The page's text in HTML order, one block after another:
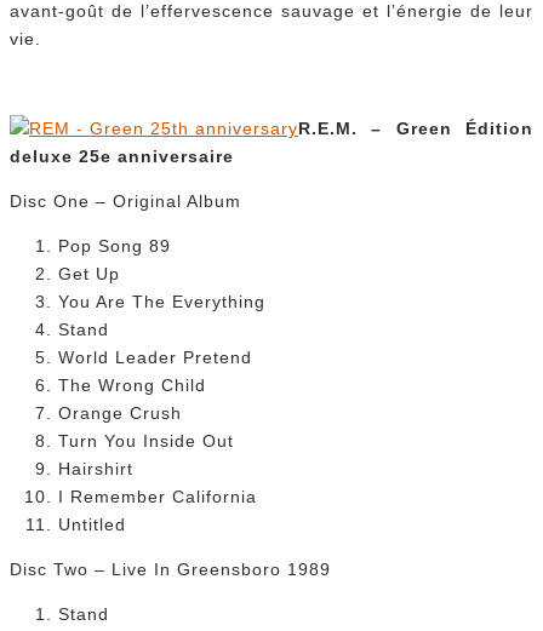
avant-goût de l’effervescence sauvage et l’énergie de leur
vie.
R.E.M. – Green Édition
deluxe 25e anniversaire
Disc One – Original Album
Pop Song 89
Get Up
You Are The Everything
Stand
World Leader Pretend
The Wrong Child
Orange Crush
Turn You Inside Out
Hairshirt
I Remember California
Untitled
Disc Two – Live In Greensboro 1989
Stand